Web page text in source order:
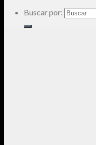
Buscar por: